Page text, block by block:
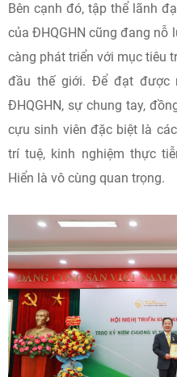
Bên cạnh đó, tập thể lãnh
của ĐHQGHN cũng đang nỗ
càng phát triển với mục tiêu
đầu thế giới. Để đạt được
ĐHQGHN, sự chung tay,
cựu sinh viên đặc biệt là
trí tuệ, kinh nghiệm thực
Hiển là vô cùng quan trọng.